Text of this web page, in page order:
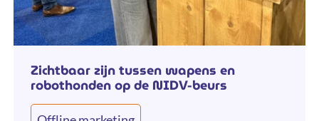
Zichtbaar zijn tussen wapens en
robothonden op de NIDV-beurs